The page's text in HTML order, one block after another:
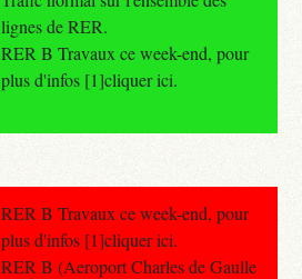
lignes de RER.
RER B Travaux ce week-end, pour
plus d'infos [1]cliquer ici.
RER B Travaux ce week-end, pour
plus d'infos [1]cliquer ici.
RER B (Aeroport Charles de Gaulle